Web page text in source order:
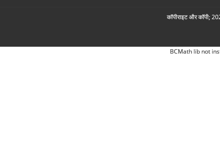
कॉपीराइट और कॉपी;
BCMath lib not